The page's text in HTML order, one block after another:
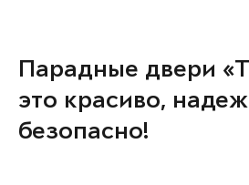
Парадные двери
это красиво,
безопасно!